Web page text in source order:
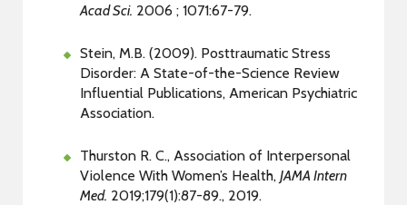
Acad Sci. 2006 ; 1071:67-79.
Stein, M.B. (2009). Posttraumatic Stress
Disorder: A State-of-the-Science Review
Influential Publications, American Psychiatric
Association.
Thurston R. C., Association of Interpersonal
Violence With Women’s Health, JAMA Intern
Med. 2019;179(1):87-89., 2019.